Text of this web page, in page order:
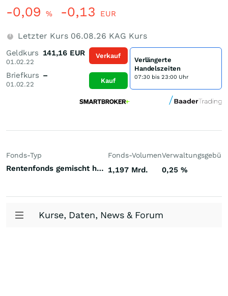
-0,09 % -0,13 EUR
Letzter Kurs 06.08.26 KAG Kurs
Geldkurs
01.02.22
141,16 EUR
Briefkurs
01.02.22
–
Verkauf
Kauf
Verlängerte
Handelszeiten
07:30 bis 23:00 Uhr
Fonds-Typ
Rentenfonds gemischt höherverzinst Emerging Markets Hartwährungen (Welt)
Fonds-Volumen
1,197 Mrd. 0,25 %
Kurse, Daten, News & Forum